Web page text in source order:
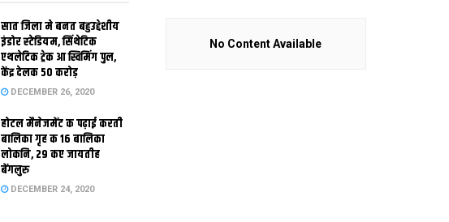
सात जिला मे बनत बहुउद्देशीय
इंडोर स्‍टेडि‍यम, सिंथेटिक
एथलेटिक ट्रेक आ स्विमिंग पुल,
केंद्र देलक 50 करोड़
DECEMBER 26, 2020
होटल मैनेजमेंट क पढ़ाई करती
बालिका गृह क 16 बालिका
लोकनि, 29 कए जायतीह
बेंगलुरु
DECEMBER 24, 2020
No Content Available